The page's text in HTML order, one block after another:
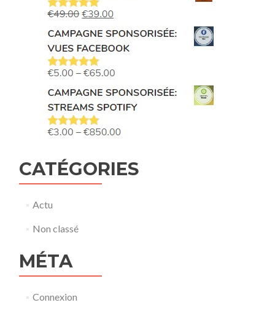
CATÉGORIES
Actu
Non classé
MÉTA
Connexion